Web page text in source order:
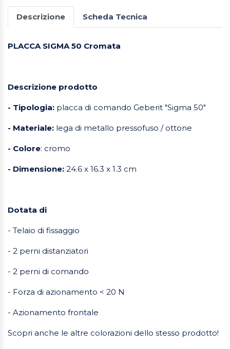
Descrizione Scheda Tecnica
PLACCA SIGMA 50 Cromata
Descrizione prodotto
- Tipologia: placca di comando Geberit "Sigma 50"
- Materiale: lega di metallo pressofuso / ottone
- Colore: cromo
- Dimensione: 24.6 x 16.3 x 1.3 cm
Dotata di
- Telaio di fissaggio
- 2 perni distanziatori
- 2 perni di comando
- Forza di azionamento < 20 N
- Azionamento frontale
Scopri anche le altre colorazioni dello stesso prodotto!